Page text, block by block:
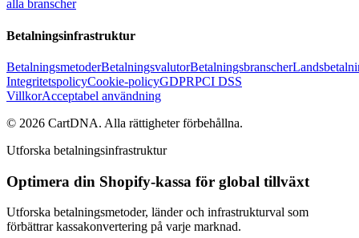
alla branscher
Betalningsinfrastruktur
BetalningsmetoderBetalningsvalutorBetalningsbranscher
IntegritetspolicyCookie-policyGDPRPCI DSS
VillkorAcceptabel användning
© 2026 CartDNA. Alla rättigheter förbehållna.
Utforska betalningsinfrastruktur
Optimera din Shopify-kassa för global tillväxt
Utforska betalningsmetoder, länder och infrastrukturval som
förbättrar kassakonvertering på varje marknad.